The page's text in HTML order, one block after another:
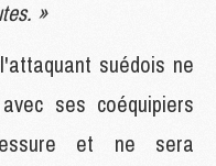
»
suédois ne
ses coéquipiers
et ne sera